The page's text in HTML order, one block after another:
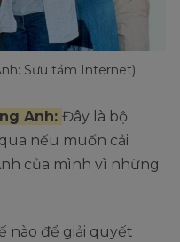
Sưu tầm Internet)
Anh: Đây là bộ
nếu muốn cải
của mình vì những
nào để giải quyết